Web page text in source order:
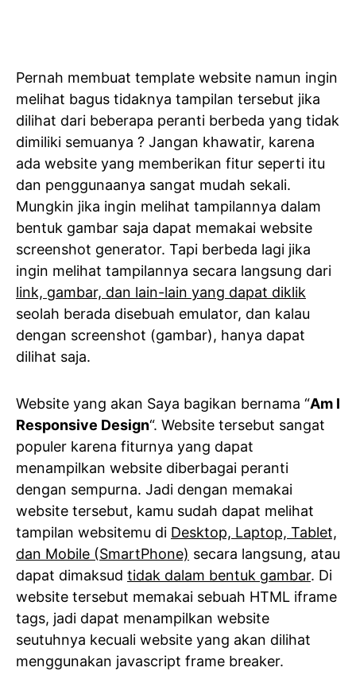
Pernah membuat template website namun ingin
melihat bagus tidaknya tampilan tersebut jika
dilihat dari beberapa peranti berbeda yang tidak
dimiliki semuanya ? Jangan khawatir, karena
ada website yang memberikan fitur seperti itu
dan penggunaanya sangat mudah sekali.
Mungkin jika ingin melihat tampilannya dalam
bentuk gambar saja dapat memakai website
screenshot generator. Tapi berbeda lagi jika
ingin melihat tampilannya secara langsung dari
link, gambar, dan lain-lain yang dapat diklik
seolah berada disebuah emulator, dan kalau
dengan screenshot (gambar), hanya dapat
dilihat saja.
Website yang akan Saya bagikan bernama “Am I
Responsive Design“. Website tersebut sangat
populer karena fiturnya yang dapat
menampilkan website diberbagai peranti
dengan sempurna. Jadi dengan memakai
website tersebut, kamu sudah dapat melihat
tampilan websitemu di Desktop, Laptop, Tablet,
dan Mobile (SmartPhone) secara langsung, atau
dapat dimaksud tidak dalam bentuk gambar. Di
website tersebut memakai sebuah HTML iframe
tags, jadi dapat menampilkan website
seutuhnya kecuali website yang akan dilihat
menggunakan javascript frame breaker.